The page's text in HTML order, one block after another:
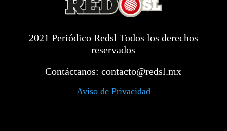
2021 Periódico Redsl Todos los derechos
reservados
Contáctanos:contacto@redsl.mx
Aviso de Privacidad